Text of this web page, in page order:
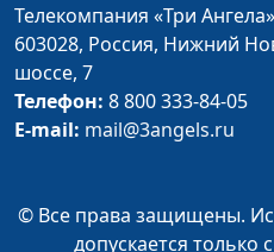
Возложи заботы на
Бога (лето)
Возложи заботы на
Бога (весна)
Телекомпания «Три Ангела»
603028, Россия, Нижний
шоссе, 7
Телефон: 8 800 333-84-05
E-mail: mail@3angels.ru
© Все права защищены.
допускается только